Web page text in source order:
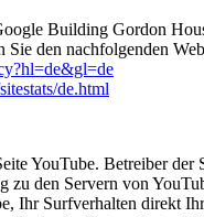
Building Gordon
den nachfolgenden
de.html
YouTube. Betreiber
zu den Servern von
Ihr Surfverhalten direkt